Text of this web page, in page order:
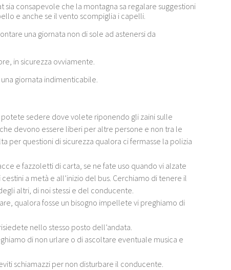
sia consapevole che la montagna sa regalare suggestioni
e anche se il vento scompiglia i capelli.
una giornata non di sole ad astenersi da
in sicurezza ovviamente.
giornata indimenticabile.
potete sedere dove volete riponendo gli zaini sulle
devono essere liberi per altre persone e non tra le
per questioni di sicurezza qualora ci fermasse la polizia
e fazzoletti di carta, se ne fate uso quando vi alzate
a metà e all’inizio del bus. Cerchiamo di tenere il
altri, di noi stessi e del conducente.
qualora fosse un bisogno impellete vi preghiamo di
nello stesso posto dell’andata.
di non urlare o di ascoltare eventuale musica e
schiamazzi per non disturbare il conducente.